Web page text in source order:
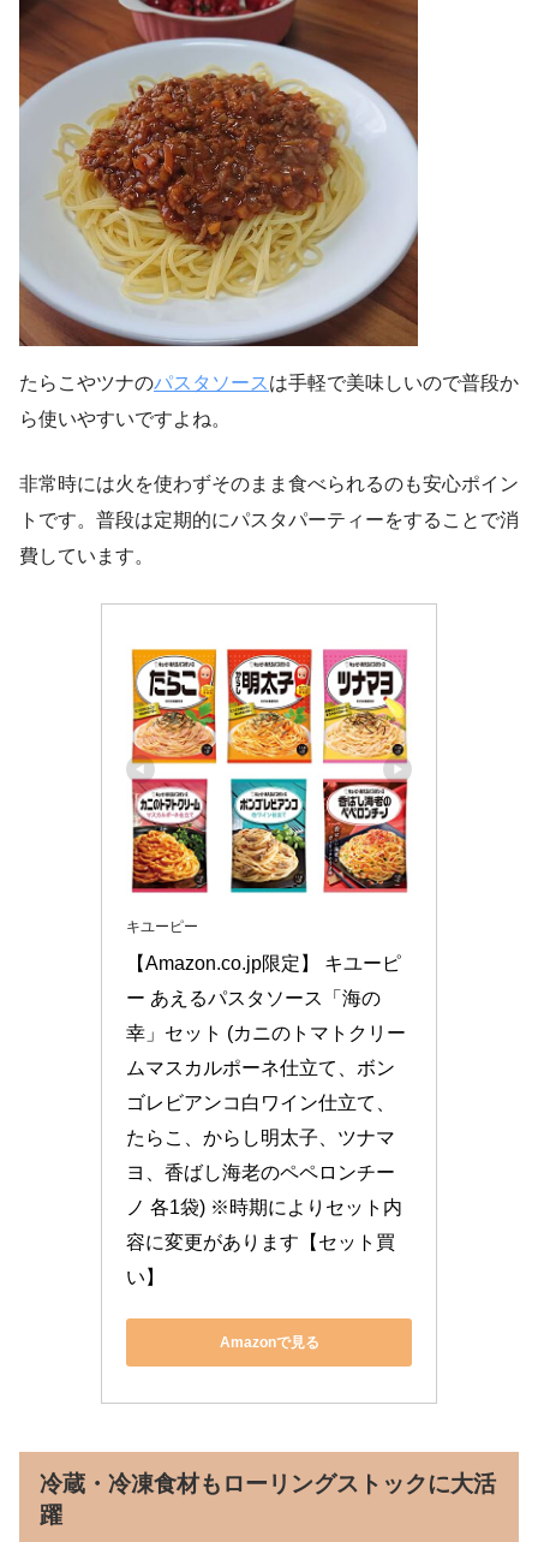
たらこやツナのパスタソース は手軽で美味しいので普段か
ら使いやすいですよね。
非常時には火を使わずそのまま食べられるのも安心ポイン
トです。普段は定期的にパスタパーティーをすることで消
費しています。
キユーピー
【Amazon.co.jp限定】 キユーピ
ー あえるパスタソース「海の
幸」セット (カニのトマトクリー
ムマスカルポーネ仕立て、ボン
ゴレビアンコ白ワイン仕立て、
たらこ、からし明太子、ツナマ
ヨ、香ばし海老のペペロンチー
ノ 各1袋) ※時期によりセット内
容に変更があります【セット買
い】
Amazonで見る
冷蔵・冷凍食材もローリングストックに大活
躍